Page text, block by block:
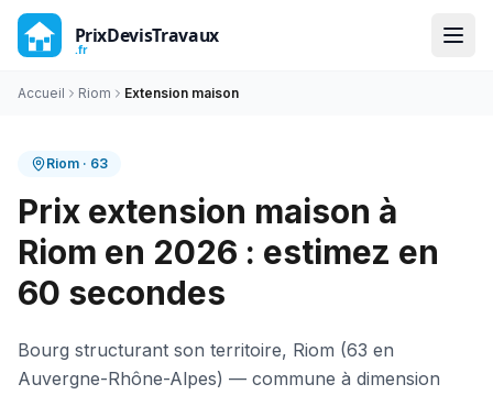
Accueil Riom Extension maison
Riom · 63
Prix extension maison à
Riom en 2026 : estimez en
60 secondes
Bourg structurant son territoire, Riom (63 en
Auvergne-Rhône-Alpes) — commune à dimension